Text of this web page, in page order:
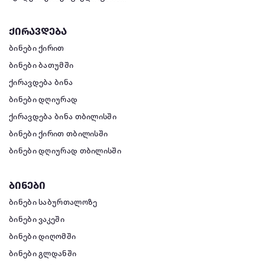
ქირავდება
ბინები ქირით
ბინები ბათუმში
ქირავდება ბინა
ბინები დღიურად
ქირავდება ბინა თბილისში
ბინები ქირით თბილისში
ბინები დღიურად თბილისში
ბინები
ბინები საბურთალოზე
ბინები ვაკეში
ბინები დიღომში
ბინები გლდანში